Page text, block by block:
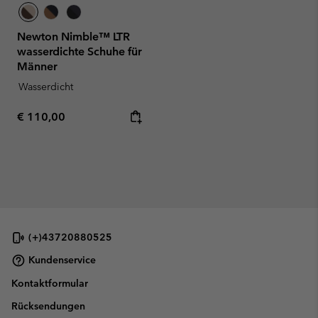
Newton Nimble™ LTR
wasserdichte Schuhe für
Männer
Wasserdicht
Regular price:
€ 110,00
(+)43720880525
Kundenservice
Kontaktformular
Rücksendungen